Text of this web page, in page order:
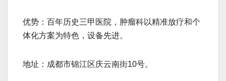
​​优势​​：百年历史三甲医院，肿瘤科以精准放疗和个
体化方案为特色，设备先进。
​​地址​​：成都市锦江区庆云南街10号。